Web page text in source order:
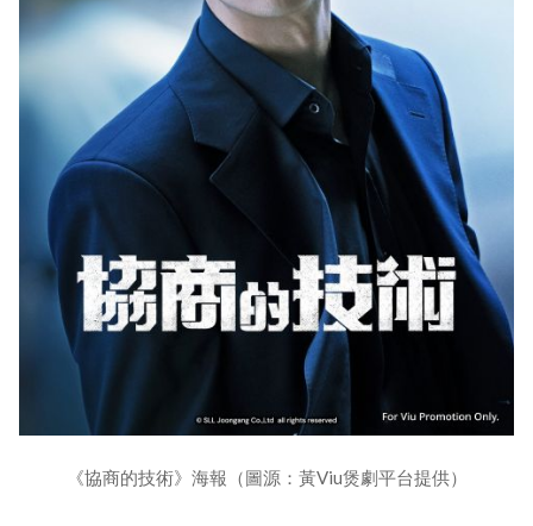
《協商的技術》海報（圖源：黃Viu煲劇平台提供）